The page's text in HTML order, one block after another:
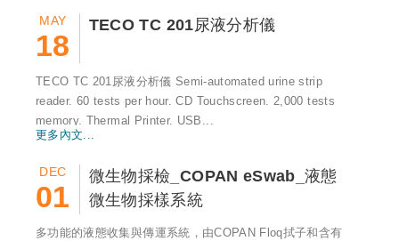
MAY
18
TECO TC 201尿液分析儀
TECO TC 201尿液分析儀 Semi-automated urine strip
reader. 60 tests per hour. CD Touchscreen. 2,000 tests
memory. Thermal Printer. USB...
更多內文...
DEC
01
微生物採檢_COPAN eSwab_液態
微生物採樣系統
多功能的液態收集與傳運系統，由COPAN Floq拭子和含有